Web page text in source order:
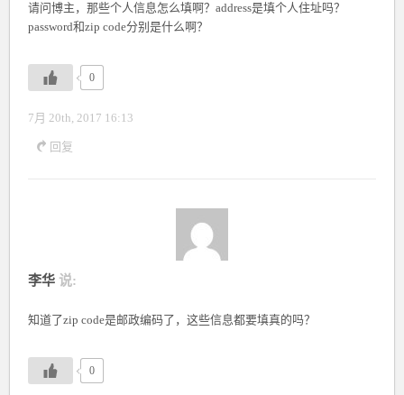
请问博主，那些个人信息怎么填啊？address是填个人住址吗？
password和zip code分别是什么啊？
0
7月 20th, 2017 16:13
回复
李华 说:
知道了zip code是邮政编码了，这些信息都要填真的吗？
0